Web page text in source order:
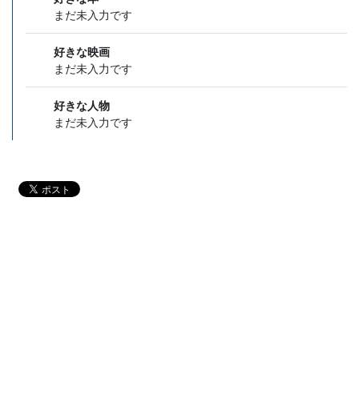
まだ未入力です
好きな映画
まだ未入力です
好きな人物
まだ未入力です